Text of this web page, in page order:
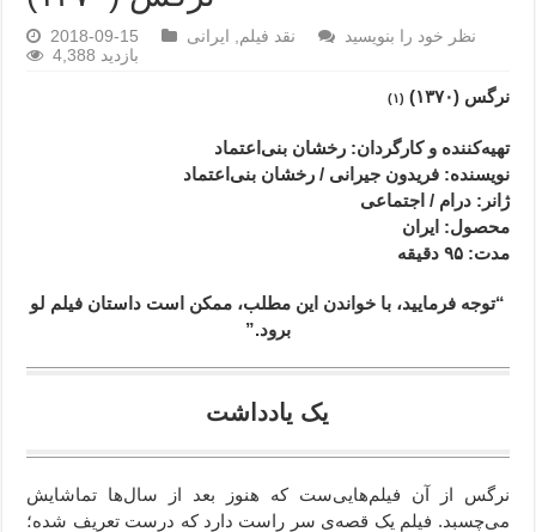
2018-09-15 نقد فیلم ایرانی
نظر خود را بنویسید
4,388 بازدید
نرگس (۱۳۷۰) (۱)
تهیه‌کننده و کارگردان: رخشان بنی‌اعتماد
نویسنده: فریدون جیرانی / رخشان بنی‌اعتماد
ژانر : درام / اجتماعی
محصول: ایران
مدت: ۹۵ دقیقه
“توجه فرمایید،‌ با خواندن این مطلب، ممکن است داستان فیلم لو
برود.”
نرگس از آن فیلم‌هایی‌ست که هنوز بعد از سال‌ها تماشایش
می‌چسبد. فیلم یک قصه‌ی سر راست دارد که درست تعریف شده؛